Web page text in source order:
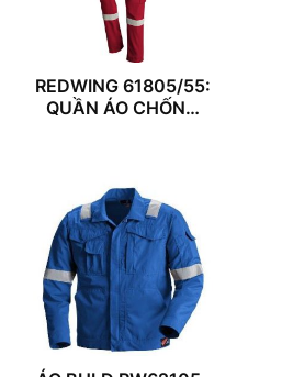
REDWING 61805/55:
QUẦN ÁO CHỐNG